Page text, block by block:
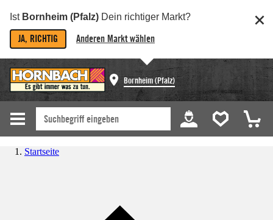
Ist Bornheim (Pfalz) Dein richtiger Markt?
JA, RICHTIG Anderen Markt wählen
Bornheim (Pfalz)
Startseite